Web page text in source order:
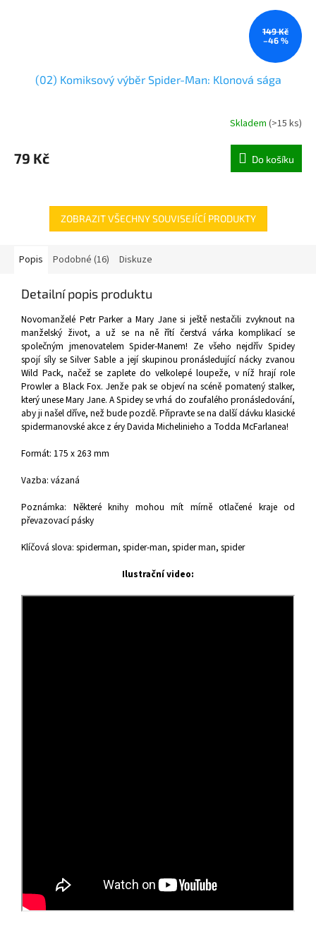
149 Kč
–46 %
(02) Komiksový výběr Spider-Man: Klonová sága
Skladem (>15 ks)
79 Kč Do košíku
ZOBRAZIT VŠECHNY SOUVISEJÍCÍ PRODUKTY
Popis Podobné (16) Diskuze
Detailní popis produktu
Novomanželé Petr Parker a Mary Jane si ještě nestačili zvyknout na
manželský život, a už se na ně řítí čerstvá várka komplikací se
společným jmenovatelem Spider-Manem! Ze všeho nejdřív Spidey
spojí síly se Silver Sable a její skupinou pronásledující nácky zvanou
Wild Pack, načež se zaplete do velkolepé loupeže, v níž hrají role
Prowler a Black Fox. Jenže pak se objeví na scéně pomatený stalker,
který unese Mary Jane. A Spidey se vrhá do zoufalého pronásledování,
aby ji našel dříve, než bude pozdě. Připravte se na další dávku klasické
spidermanovské akce z éry Davida Michelinieho a Todda McFarlanea!
Formát: 175 x 263 mm
Vazba: vázaná
Poznámka: Některé knihy mohou mít mírně otlačené kraje od
převazovací pásky
Klíčová slova: spiderman, spider-man, spider man, spider
Ilustrační video: